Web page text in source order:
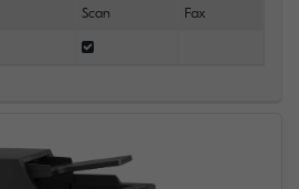
Scan Fax